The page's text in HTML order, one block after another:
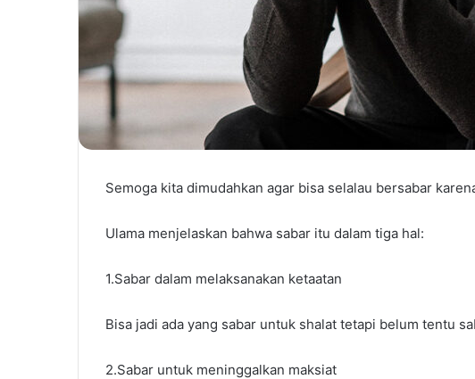
Semoga kita dimudahkan agar bisa selalau bersabar
Ulama menjelaskan bahwa sabar itu dalam tiga hal:
1.Sabar dalam melaksanakan ketaatan
Bisa jadi ada yang sabar untuk shalat tetapi belum tentu
2.Sabar untuk meninggalkan maksiat